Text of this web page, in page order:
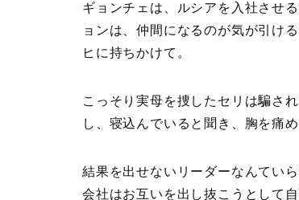
ギョンチェは、ルシアを入社させ
ョンは、仲間になるのが気が引け
ヒに持ちかけて。
こっそり実母を捜したセリは騙さ
し、寝込んでいると聞き、胸を痛め
結果を出せないリーダーなんてい
会社はお互いを出し抜こうとして